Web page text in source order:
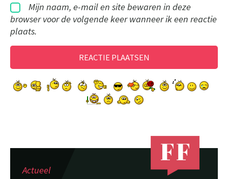
Mijn naam, e-mail en site bewaren in deze
browser voor de volgende keer wanneer ik een reactie
plaats.
Actueel